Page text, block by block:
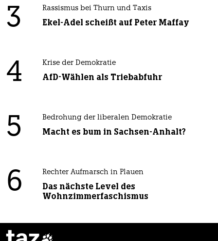
3 Rassismus bei Thurn und Taxis
Ekel-Adel scheißt auf Peter Maffay
4 Krise der Demokratie
AfD-Wählen als Triebabfuhr
5 Bedrohung der liberalen Demokratie
Macht es bum in Sachsen-Anhalt?
6 Rechter Aufmarsch in Plauen
Das nächste Level des
Wohnzimmerfaschismus